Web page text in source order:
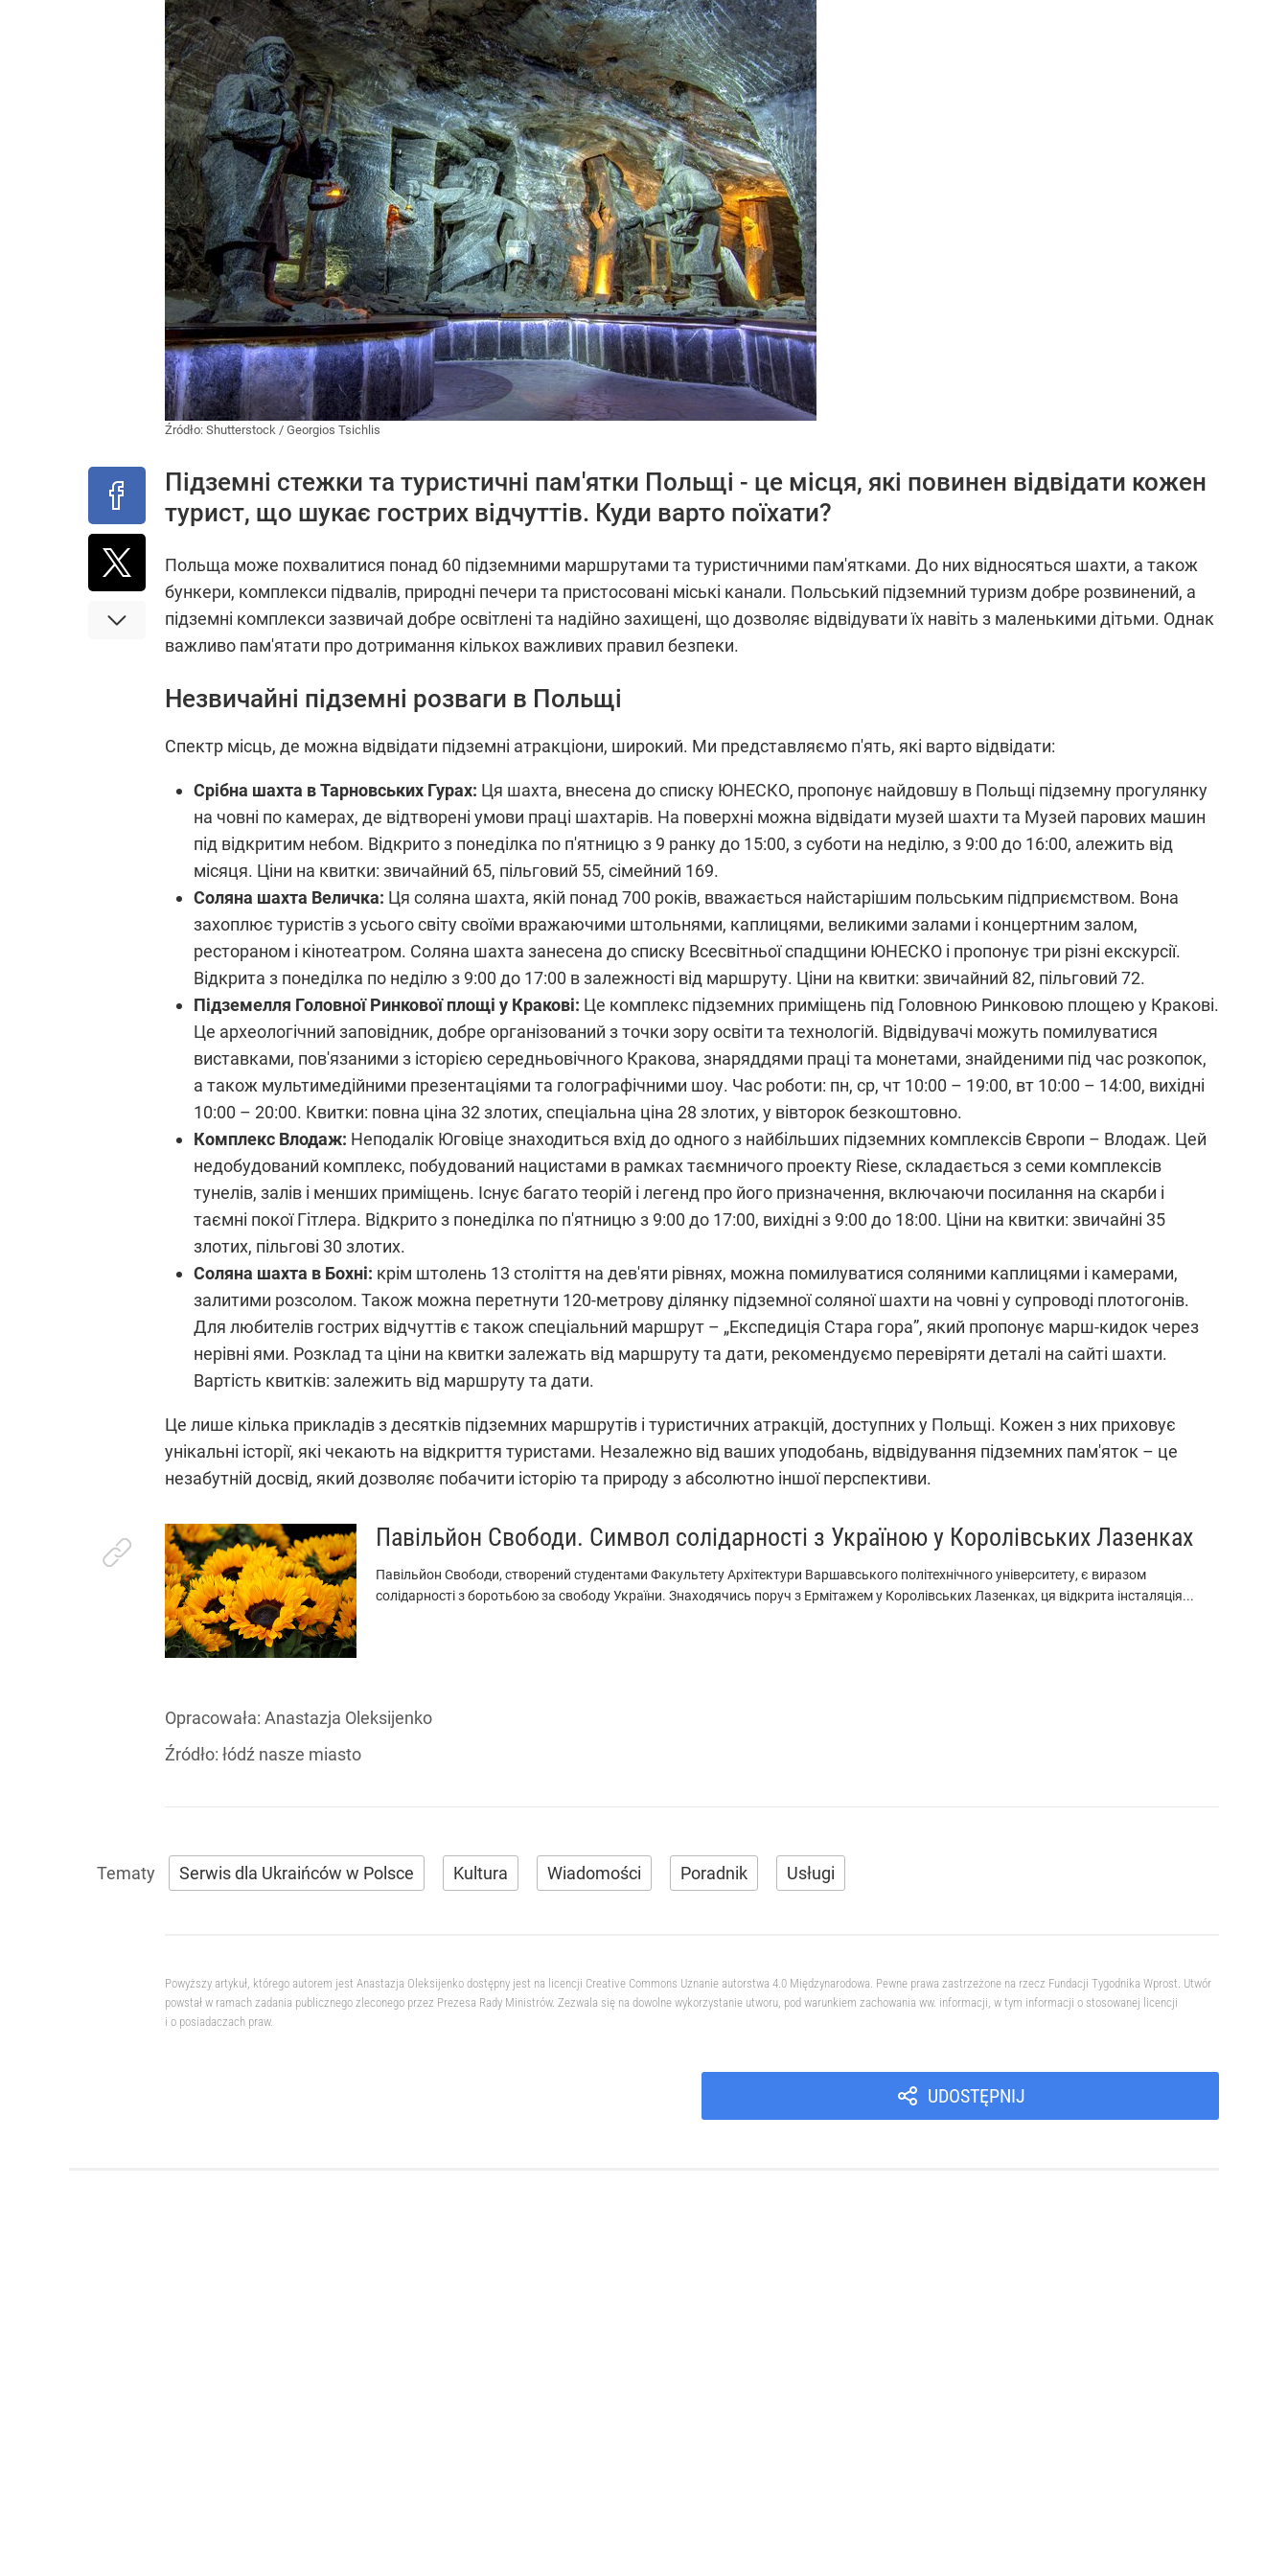
Źródło: Shutterstock / Georgios Tsichlis
Підземні стежки та туристичні пам'ятки Польщі - це місця, які повинен відвідати кожен
турист, що шукає гострих відчуттів. Куди варто поїхати?
Польща може похвалитися понад 60 підземними маршрутами та туристичними пам'ятками. До них відносяться шахти, а також
бункери, комплекси підвалів, природні печери та пристосовані міські канали. Польський підземний туризм добре розвинений, а
підземні комплекси зазвичай добре освітлені та надійно захищені, що дозволяє відвідувати їх навіть з маленькими дітьми. Однак
важливо пам'ятати про дотримання кількох важливих правил безпеки.
Незвичайні підземні розваги в Польщі
Спектр місць, де можна відвідати підземні атракціони, широкий. Ми представляємо п'ять, які варто відвідати:
Срібна шахта в Тарновських Гурах: Ця шахта, внесена до списку ЮНЕСКО, пропонує найдовшу в Польщі підземну прогулянку
на човні по камерах, де відтворені умови праці шахтарів. На поверхні можна відвідати музей шахти та Музей парових машин
під відкритим небом. Відкрито з понеділка по п'ятницю з 9 ранку до 15:00, з суботи на неділю, з 9:00 до 16:00, алежить від
місяця. Ціни на квитки: звичайний 65, пільговий 55, сімейний 169.
Соляна шахта Величка: Ця соляна шахта, якій понад 700 років, вважається найстарішим польським підприємством. Вона
захоплює туристів з усього світу своїми вражаючими штольнями, каплицями, великими залами і концертним залом,
рестораном і кінотеатром. Соляна шахта занесена до списку Всесвітньої спадщини ЮНЕСКО і пропонує три різні екскурсії.
Відкрита з понеділка по неділю з 9:00 до 17:00 в залежності від маршруту. Ціни на квитки: звичайний 82, пільговий 72.
Підземелля Головної Ринкової площі у Кракові: Це комплекс підземних приміщень під Головною Ринковою площею у Кракові.
Це археологічний заповідник, добре організований з точки зору освіти та технологій. Відвідувачі можуть помилуватися
виставками, пов'язаними з історією середньовічного Кракова, знаряддями праці та монетами, знайденими під час розкопок,
а також мультимедійними презентаціями та голографічними шоу. Час роботи: пн, ср, чт 10:00 – 19:00, вт 10:00 – 14:00, вихідні
10:00 – 20:00. Квитки: повна ціна 32 злотих, спеціальна ціна 28 злотих, у вівторок безкоштовно.
Комплекс Влодаж: Неподалік Юговіце знаходиться вхід до одного з найбільших підземних комплексів Європи – Влодаж. Цей
недобудований комплекс, побудований нацистами в рамках таємничого проекту Riese, складається з семи комплексів
тунелів, залів і менших приміщень. Існує багато теорій і легенд про його призначення, включаючи посилання на скарби і
таємні покої Гітлера. Відкрито з понеділка по п'ятницю з 9:00 до 17:00, вихідні з 9:00 до 18:00. Ціни на квитки: звичайні 35
злотих, пільгові 30 злотих.
Соляна шахта в Бохні: крім штолень 13 століття на дев'яти рівнях, можна помилуватися соляними каплицями і камерами,
залитими розсолом. Також можна перетнути 120-метрову ділянку підземної соляної шахти на човні у супроводі плотогонів.
Для любителів гострих відчуттів є також спеціальний маршрут – „Експедиція Стара гора”, який пропонує марш-кидок через
нерівні ями. Розклад та ціни на квитки залежать від маршруту та дати, рекомендуємо перевіряти деталі на сайті шахти.
Вартість квитків: залежить від маршруту та дати.
Це лише кілька прикладів з десятків підземних маршрутів і туристичних атракцій, доступних у Польщі. Кожен з них приховує
унікальні історії, які чекають на відкриття туристами. Незалежно від ваших уподобань, відвідування підземних пам'яток – це
незабутній досвід, який дозволяє побачити історію та природу з абсолютно іншої перспективи.
Павільйон Свободи. Символ солідарності з Україною у Королівських Лазенках
Павільйон Свободи, створений студентами Факультету Архітектури Варшавського політехнічного університету, є виразом
солідарності з боротьбою за свободу України. Знаходячись поруч з Ермітажем у Королівських Лазенках, ця відкрита інсталяція...
Opracowała: Anastazja Oleksijenko
Źródło: łódź nasze miasto
Serwis dla Ukraińców w Polsce Kultura Wiadomości Poradnik Usługi
Powyższy artykuł, którego autorem jest Anastazja Oleksijenko dostępny jest na licencji Creative Commons Uznanie autorstwa 4.0 Międzynarodowa. Pewne prawa zastrzeżone na rzecz Fundacji Tygodnika Wprost. Utwór
powstał w ramach zadania publicznego zleconego przez Prezesa Rady Ministrów. Zezwala się na dowolne wykorzystanie utworu, pod warunkiem zachowania ww. informacji, w tym informacji o stosowanej licencji
i o posiadaczach praw.
UDOSTĘPNIJ